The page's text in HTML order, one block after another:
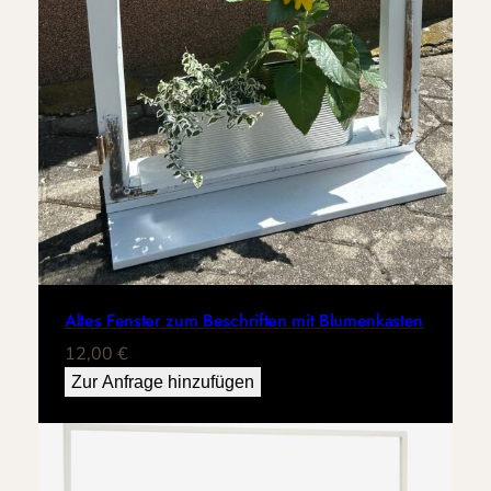
Altes Fenster zum Beschriften mit Blumenkasten
12,00 €
Zur Anfrage hinzufügen